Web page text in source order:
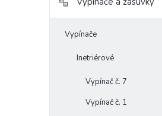
Vypínače
Inetriérové
Vypínač č. 7
Vypínač č. 1